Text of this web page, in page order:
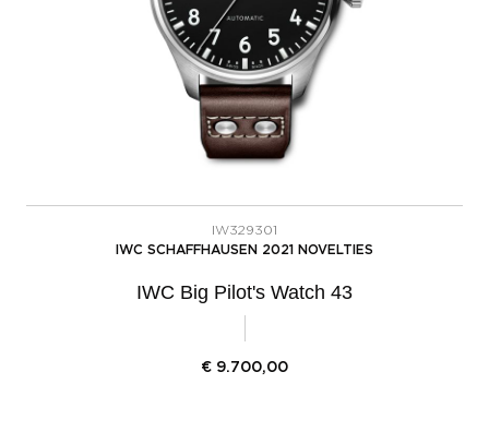
IW329301
IWC SCHAFFHAUSEN 2021 NOVELTIES
IWC Big Pilot's Watch 43
€ 9.700,00